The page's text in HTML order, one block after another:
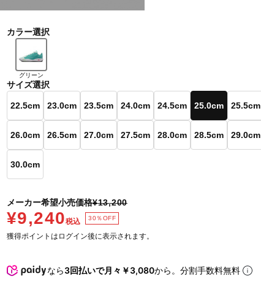
カラー選択
グリーン
サイズ選択
22.5cm 23.0cm 23.5cm 24.0cm 24.5cm 25.0cm 25.5cm
26.0cm 26.5cm 27.0cm 27.5cm 28.0cm 28.5cm 29.0cm
30.0cm
メーカー希望小売価格¥13,200
¥9,240税込 30％OFF
獲得ポイントはログイン後に表示されます。
なら3回払いで月々￥3,080から。分割手数料無料